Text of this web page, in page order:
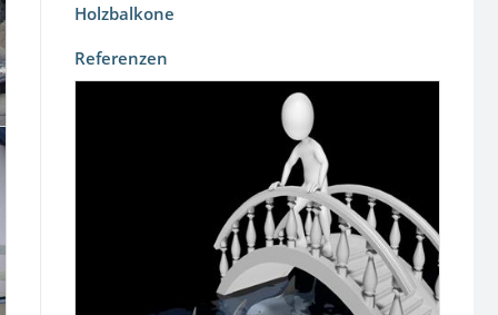
Holzbalkone
Referenzen